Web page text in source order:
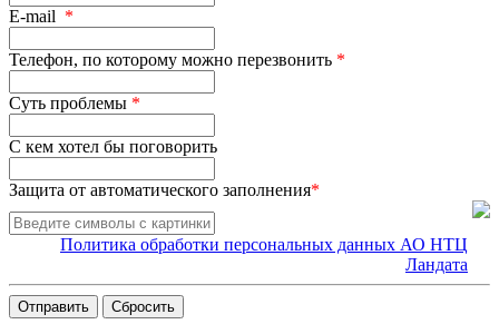
E-mail *
Телефон, по которому можно перезвонить *
Суть проблемы *
С кем хотел бы поговорить
Защита от автоматического заполнения*
Политика обработки персональных данных АО НТЦ
Ландата